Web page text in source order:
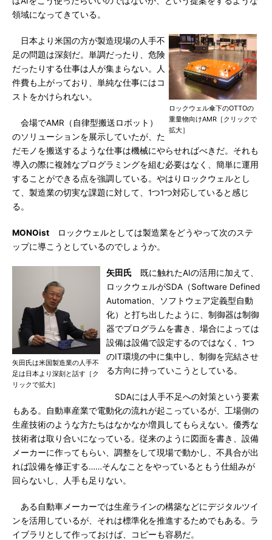
領域になってきている。
ロックウェル傘下のOTTOの
重量物向けAMR［クリックで
拡大］
日本より米国の方が製造現場の人手不
足の問題は深刻だ。単調だったり、危険
だったりする仕事は人が集まらない。人
件費も上がっており、単純な仕事にはコ
ストをかけられない。
会場でAMR（自律型搬送ロボット）
のソリューションを展示していたが、た
だモノを搬送するような仕事は機械にやらせればべきだ。それも
導入の際に複雑なプログラミングを組む必要はなく、簡単に運用
することができる点を強調している。やはりロックウェルとし
て、製造業の切実な課題に対して、1つ1つ対応していると感じ
る。
MONOist ロックウェルとしては製造業をどうやって次のステ
ップに導こうとしているのでしょうか。
矢田氏は米国製造業の人手不
足は日本より深刻と話す［ク
リックで拡大］
矢田氏 既に触れたAIの活用に加えて、
ロックウェルがSDA（Software Defined
Automation、ソフトウェア定義型自動
化）と打ち出したように、制御器は制御
器でプログラムを書き、場合によっては
設備は設備で設定するのではなく、1つ
のIT環境の中に集中し、制御を完結させ
る方向に持っていこうとしている。
SDAには人手不足への対策という要素
もある。自動車産業で電動化の流れが起こっているが、工場側の
生産技術のような方たちはなかなか増員してもらえない。優秀な
技術者は取り合いになっている。従来のように図面を書き、設備
メーカーに作ってもらい、調整をして現場で動かし、不具合が出
れば設備を修正する……そんなことをやっているともう仕組みが
回らないし、人手も足りない。
ある自動車メーカーでは生産ラインの構築などにデジタルツイ
ンを活用しているが、それは標準化を推進するためでもある。ラ
イブラリとして作っておけば、コピーも容易だ。